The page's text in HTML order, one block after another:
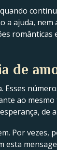
ajuda,
de
ao
de
Por vezes,